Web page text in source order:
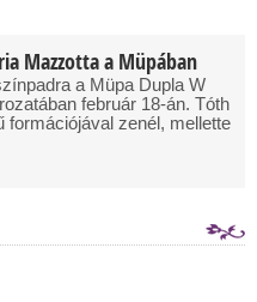
Mazzotta a Müpában
a Müpa Dupla W
február 18-án. Tóth
formációjával zenél, mellette